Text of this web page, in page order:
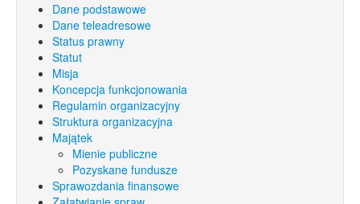
Dane podstawowe
Dane teleadresowe
Status prawny
Statut
Misja
Koncepcja funkcjonowania
Regulamin organizacyjny
Struktura organizacyjna
Majątek
Mienie publiczne
Pozyskane fundusze
Sprawozdania finansowe